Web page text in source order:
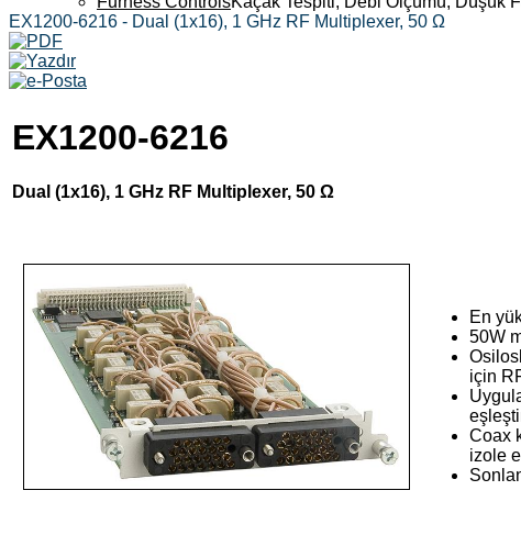
EX1200-6216 - Dual (1x16), 1 GHz RF Multiplexer, 50 Ω
EX1200-6216
Dual (1x16), 1 GHz RF Multiplexer, 50 Ω
En
50W
için
Coax
izole